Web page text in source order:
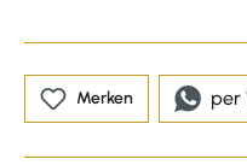
Merken per